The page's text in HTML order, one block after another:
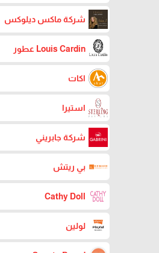
شركة ماكس ديلوكس
Louis Cardin عطور
اكات
استيرا
شركة جابريني
بي ريتش
Cathy Doll
لولين